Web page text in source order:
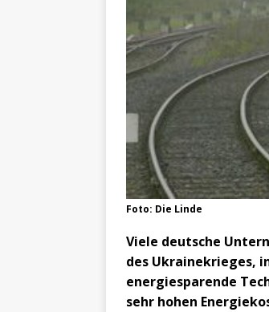
Foto: Die Linde
Viele deutsche
des Ukrainekrieges,
energiesparende
sehr hohen